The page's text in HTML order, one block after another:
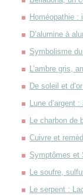
Homéopathie :
D’alumine à
Symbolisme
L’ambre gris,
De soleil et
Lune d’argent
Le charbon de
Cuivre et
Symptômes et
Le soufre,
Le serpent :